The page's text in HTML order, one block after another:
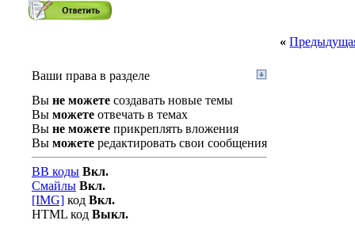
«
Ваши права в разделе
Вы не можете создавать новые темы
Вы можете отвечать в темах
Вы не можете прикреплять вложения
Вы можете редактировать свои сообщения
BB коды Вкл.
Смайлы Вкл.
[IMG] код Вкл.
HTML код Выкл.